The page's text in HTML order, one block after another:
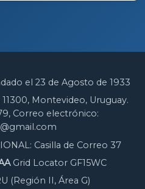
el 23 de Agosto de 1933
Montevideo, Uruguay.
Correo electrónico:
Casilla de Correo 37
Grid Locator GF15WC
(Región II, Área G)